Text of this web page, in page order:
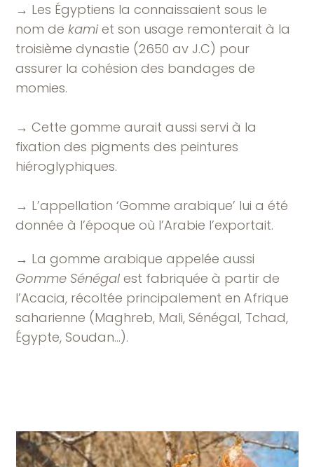
→ Les Égyptiens la connaissaient sous le
nom dekamiet son usage remonterait à la
troisième dynastie (2650 av J.C) pour
assurer la cohésion des bandages de
momies.
→ Cette gomme aurait aussi servi à la
fixation des pigments des peintures
hiéroglyphiques.
→ L’appellation ‘Gomme arabique’ lui a été
donnée à l’époque où l’Arabie l’exportait.
→ La gomme arabique appelée aussi
Gomme Sénégal est fabriquée à partir de
l’Acacia, récoltée principalement en Afrique
saharienne (Maghreb, Mali, Sénégal, Tchad,
Égypte, Soudan…).